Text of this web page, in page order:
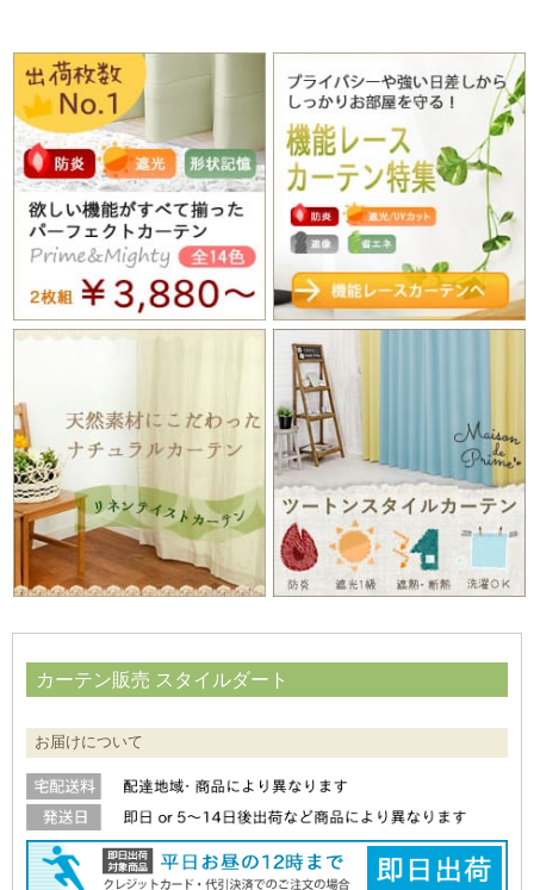
カーテン販売 スタイルダート
お届けについて